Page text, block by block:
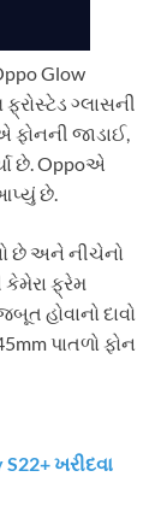
Glow
ગ્લાસની
જાડાઈ,
છે. Oppoએ
છે.
છે અને નીચેનો
કેમેરા ફ્રેમ
હોવાનો દાવો
પાતળો ફોન
ખરીદવા